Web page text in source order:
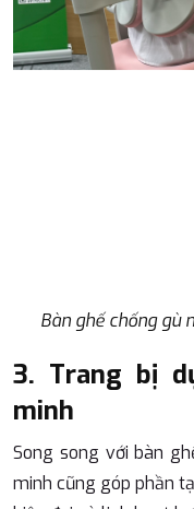
Bàn ghế chống gù
3. Trang bị
minh
Song song với bàn
minh cũng góp phần